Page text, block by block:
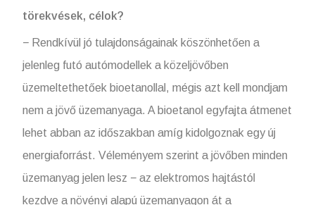
törekvések, célok?
− Rendkívül jó tulajdonságainak köszönhetően a
jelenleg futó autómodellek a közeljövőben
üzemeltethetőek bioetanollal, mégis azt kell mondjam
nem a jövő üzemanyaga. A bioetanol egyfajta átmenet
lehet abban az időszakban amíg kidolgoznak egy új
energiaforrást. Véleményem szerint a jövőben minden
üzemanyag jelen lesz − az elektromos hajtástól
kezdve a növényi alapú üzemanyagon át a